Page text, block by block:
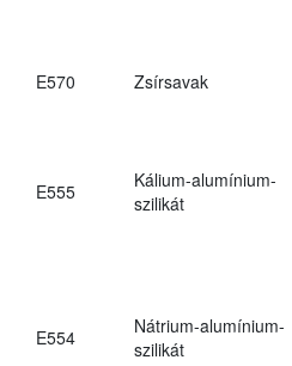
E570 Zsírsavak
E555
Kálium-alumínium-
szilikát
E554
Nátrium-alumínium-
szilikát